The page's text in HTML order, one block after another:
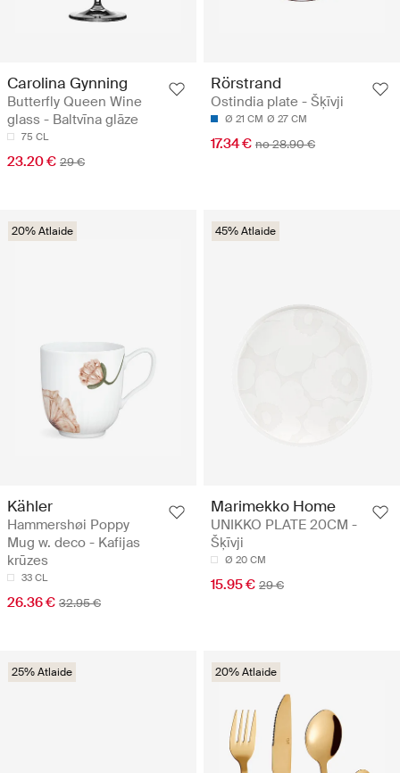
Carolina Gynning
Butterfly Queen Wine
glass - Baltvīna glāze
75 CL
23.20 € 29 €
Rörstrand
Ostindia plate - Šķīvji
Ø 21 CM Ø 27 CM
17.34 € no 28.90 €
20% Atlaide
Kähler
Hammershøi Poppy
Mug w. deco - Kafijas
krūzes
33 CL
26.36 € 32.95 €
45% Atlaide
Marimekko Home
UNIKKO PLATE 20CM -
Šķīvji
Ø 20 CM
15.95 € 29 €
25% Atlaide 20% Atlaide